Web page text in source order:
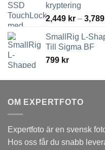
kryptering
2,449 kr – 3,789
SmallRig L-
Till Sigma BF
799 kr
OM EXPERTFOTO
Expertfoto är en svensk
Hos oss får du snabb